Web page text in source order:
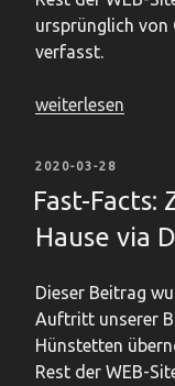
ursprünglich von
verfasst.
„Anleitung:
Lite
mit
Heimnetz-
über
einen
OpenVPN-
Server“
weiterlesen
VERÖFFENTLICHT
AM
2020-03-28
Fast-Facts:
Hause via
Dieser Beitrag
Auftritt unserer
Hünstetten
Rest der WEB-